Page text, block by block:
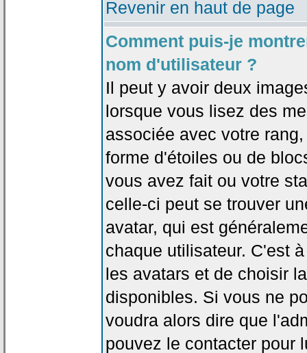
Revenir en haut de page
Comment puis-je
nom d'utilisateur ?
Il peut y avoir deux
lorsque vous lisez des
associée avec votre
forme d'étoiles ou de
vous avez fait ou votre
celle-ci peut se trouver
avatar, qui est
chaque utilisateur. C'est
les avatars et de choisir
disponibles. Si vous ne
voudra alors dire que
pouvez le contacter pour